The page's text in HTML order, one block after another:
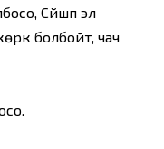
Сүйүшүп эл
болбойт, чач